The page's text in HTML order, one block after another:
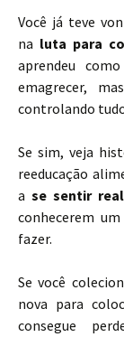
Você já teve
na luta para
aprendeu
emagrecer,
controlando
Se sim, veja
reeducação
ase sentir
conhecerem
fazer.
Se você
nova para
consegue